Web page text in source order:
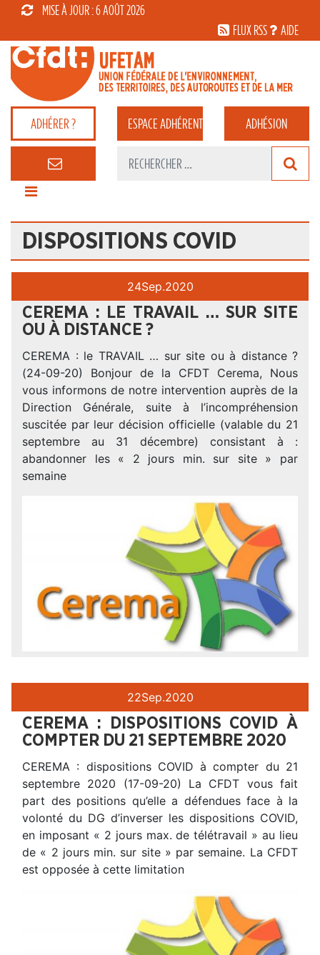
MISE À JOUR : 6 AOÛT 2026
FLUX RSS
AIDE
ADHÉRER ? ESPACEADHÉRENT ADHÉSION
DISPOSITIONS COVID
24Sep.2020
CEREMA : LE TRAVAIL … SUR SITE
OU À DISTANCE ?
CEREMA : le TRAVAIL … sur site ou à distance ?
(24-09-20) Bonjour de la CFDT Cerema, Nous
vous informons de notre intervention auprès de la
Direction Générale, suite à l’incompréhension
suscitée par leur décision officielle (valable du 21
septembre au 31 décembre) consistant à :
abandonner les « 2 jours min. sur site » par
semaine
22Sep.2020
CEREMA : DISPOSITIONS COVID À
COMPTER DU 21 SEPTEMBRE 2020
CEREMA : dispositions COVID à compter du 21
septembre 2020 (17-09-20) La CFDT vous fait
part des positions qu’elle a défendues face à la
volonté du DG d’inverser les dispositions COVID,
en imposant « 2 jours max. de télétravail » au lieu
de « 2 jours min. sur site » par semaine. La CFDT
est opposée à cette limitation